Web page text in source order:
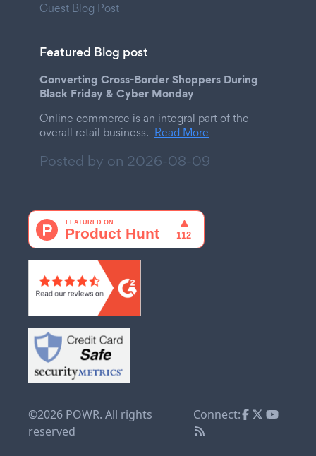
Guest Blog Post
Featured Blog post
Converting Cross-Border Shoppers During
Black Friday & Cyber Monday
Online commerce is an integral part of the
overall retail business. Read More
Posted by on 2026-08-09
©2026 POWR. All rights
reserved
Connect: